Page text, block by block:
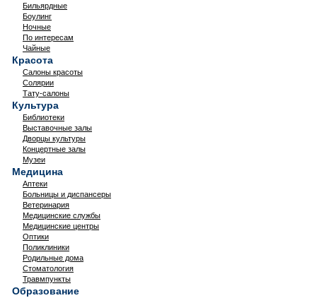
Бильярдные
Боулинг
Ночные
По интересам
Чайные
Красота
Салоны красоты
Солярии
Тату-салоны
Культура
Библиотеки
Выставочные залы
Дворцы культуры
Концертные залы
Музеи
Медицина
Аптеки
Больницы и диспансеры
Ветеринария
Медицинские службы
Медицинские центры
Оптики
Поликлиники
Родильные дома
Стоматология
Травмпункты
Образование